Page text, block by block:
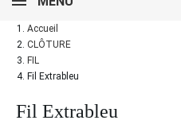
Accueil
CLÔTURE
FIL
Fil Extrableu
Fil Extrableu